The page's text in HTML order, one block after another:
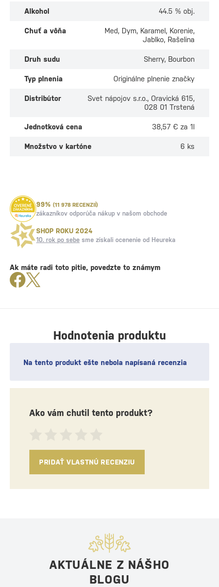
Alkohol 44.5 % obj.
Chuť a vôňa
Med, Dym, Karamel, Korenie,
Jablko, Rašelina
Druh sudu Sherry, Bourbon
Typ plnenia Originálne plnenie značky
Distribútor
Svet nápojov s.r.o., Oravická 615,
028 01 Trstená
Jednotková cena 38,57 € za 1l
Množstvo v kartóne 6 ks
Hodnotenia produktu
Na tento produkt ešte nebola napísaná recenzia
Ako vám chutil tento produkt?
PRIDAŤ VLASTNÚ RECENZIU
99% (11 978 RECENZIÍ)
zákazníkov odporúča nákup v našom obchode
SHOP ROKU 2024
10. rok po sebe sme získali ocenenie od Heureka
Ak máte radi toto pitie, povedzte to známym
AKTUÁLNE Z NÁŠHO
BLOGU